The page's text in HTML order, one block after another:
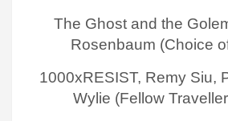
The Ghost and the
Rosenbaum (Choice
1000xRESIST, Remy Siu,
Wylie (Fellow